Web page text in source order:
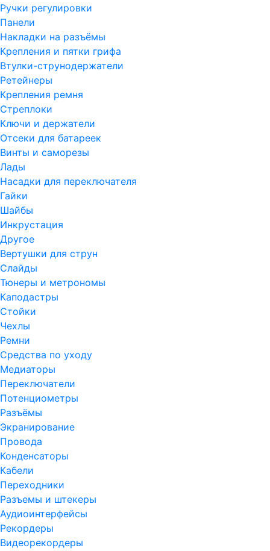
Ручки регулировки
Панели
Накладки на разъёмы
Крепления и пятки грифа
Втулки-струнодержатели
Ретейнеры
Крепления ремня
Стреплоки
Ключи и держатели
Отсеки для батареек
Винты и саморезы
Лады
Насадки для переключателя
Гайки
Шайбы
Инкрустация
Другое
Вертушки для струн
Слайды
Тюнеры и метрономы
Каподастры
Стойки
Чехлы
Ремни
Средства по уходу
Медиаторы
Переключатели
Потенциометры
Разъёмы
Экранирование
Провода
Конденсаторы
Кабели
Переходники
Разъемы и штекеры
Аудиоинтерфейсы
Рекордеры
Видеорекордеры